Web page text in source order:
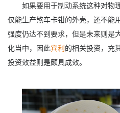
如果要用于制动系统这种对物
仅能生产煞车卡钳的外壳，还不能
强度仍达不到要求，但是未来则是
化当中，因此宾利的相关投资，充
投资效益则是颇具成效。